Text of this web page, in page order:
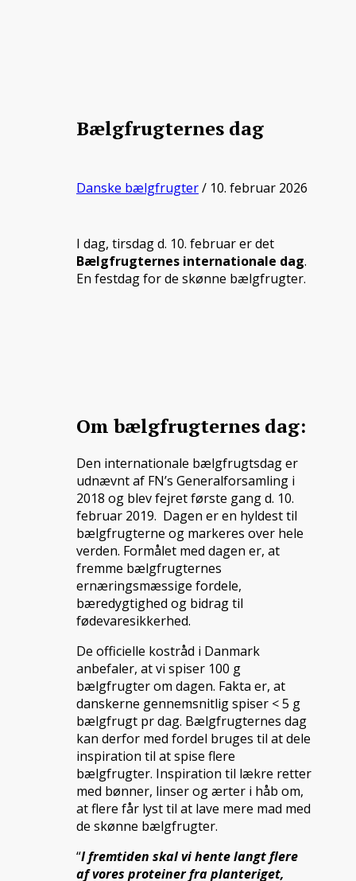
Bælgfrugternes dag
Danske bælgfrugter/ 10. februar 2026
I dag, tirsdag d. 10. februar er det
Bælgfrugternes internationale dag.
En festdag for de skønne bælgfrugter.
Om bælgfrugternes dag:
Den internationale bælgfrugtsdag er
udnævnt af FN’s Generalforsamling i
2018 og blev fejret første gang d. 10.
februar 2019. Dagen er en hyldest til
bælgfrugterne og markeres over hele
verden. Formålet med dagen er, at
fremme bælgfrugternes
ernæringsmæssige fordele,
bæredygtighed og bidrag til
fødevaresikkerhed.
De officielle kostråd i Danmark
anbefaler, at vi spiser 100 g
bælgfrugter om dagen. Fakta er, at
danskerne gennemsnitlig spiser < 5 g
bælgfrugt pr dag. Bælgfrugternes dag
kan derfor med fordel bruges til at dele
inspiration til at spise flere
bælgfrugter. Inspiration til lækre retter
med bønner, linser og ærter i håb om,
at flere får lyst til at lave mere mad med
de skønne bælgfrugter.
“I fremtiden skal vi hente langt flere
af vores proteiner fra planteriget,